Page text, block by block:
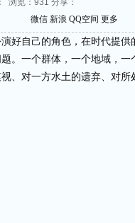
浏览： 931 分享：
微信 新浪 QQ空间 更多
好自己的角色，在时代提供
。一个群体，一个地域，一
、对一方水土的遗弃、对所